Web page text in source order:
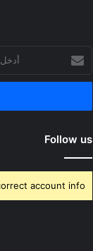
بريدك
الإلكتروني
Follow us
account info.